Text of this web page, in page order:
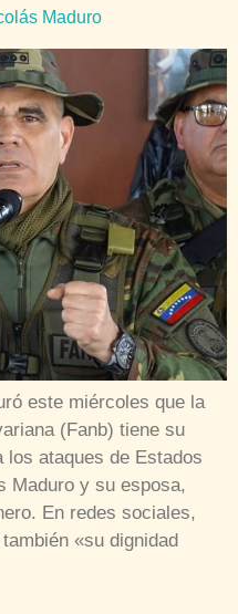
Maduro
este miércoles que la
(Fanb) tiene su
ataques de Estados
Maduro y su esposa,
En redes sociales,
«su dignidad